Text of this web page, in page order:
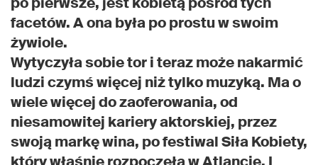
facetów. A ona była po prostu w swoim
żywiole.
Wytyczyła sobie tor i teraz może nakarmić
ludzi czymś więcej niż tylko muzyką. Ma o
wiele więcej do zaoferowania, od
niesamowitej kariery aktorskiej, przez
swoją markę wina, po festiwal Siła Kobiety,